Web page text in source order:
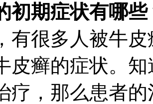
初期症状有哪些
有很多人被牛
皮癣的症状。
疗，那么患者